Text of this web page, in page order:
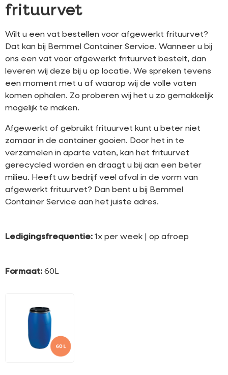
frituurvet
Wilt u een vat bestellen voor afgewerkt frituurvet?
Dat kan bij Bemmel Container Service. Wanneer u bij
ons een vat voor afgewerkt frituurvet bestelt, dan
leveren wij deze bij u op locatie. We spreken tevens
een moment met u af waarop wij de volle vaten
komen ophalen. Zo proberen wij het u zo gemakkelijk
mogelijk te maken.
Afgewerkt of gebruikt frituurvet kunt u beter niet
zomaar in de container gooien. Door het in te
verzamelen in aparte vaten, kan het frituurvet
gerecycled worden en draagt u bij aan een beter
milieu. Heeft uw bedrijf veel afval in de vorm van
afgewerkt frituurvet? Dan bent u bij Bemmel
Container Service aan het juiste adres.
Ledigingsfrequentie: 1x per week | op afroep
Formaat: 60L